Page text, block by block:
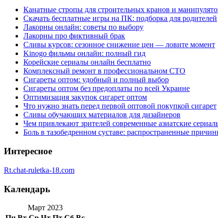
Канатные стропы для строительных кранов и
Скачать бесплатные игры на ПК: подборка для родителей
Лакорны онлайн: советы по выбору
Лакорны про фиктивный брак
Сливы курсов: сезонное снижение цен — ловите момент
Kinogo фильмы онлайн: полный гид
Корейские сериалы онлайн бесплатно
Комплексный ремонт в профессиональном СТО
Сигареты оптом: удобный и полный выбор
Сигареты оптом без предоплаты по всей Украине
Оптимизация закупок сигарет оптом
Что нужно знать перед первой оптовой покупкой сигарет
Сливы обучающих материалов для дизайнеров
Чем привлекают зрителей современные азиатские
Боль в тазобедренном суставе: распространенные
Интересное
Rt.chat-ruletka-18.com
Календарь
Март 2023